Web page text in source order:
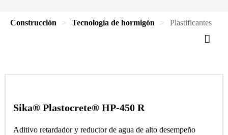
Construcción Tecnología de hormigón Plastificantes
Sika® Plastocrete® HP-450 R
Aditivo retardador y reductor de agua de alto desempeño